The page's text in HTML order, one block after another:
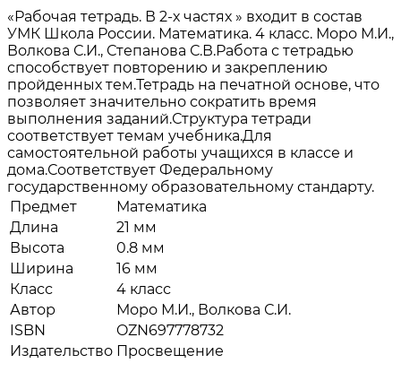
«Рабочая тетрадь. В 2-х частях » входит в состав
УМК Школа России. Математика. 4 класс. Моро М.И.,
Волкова С.И., Степанова С.В.Работа с тетрадью
способствует повторению и закреплению
пройденных тем.Тетрадь на печатной основе, что
позволяет значительно сократить время
выполнения заданий.Структура тетради
соответствует темам учебника.Для
самостоятельной работы учащихся в классе и
дома.Соответствует Федеральному
государственному образовательному стандарту.
Предмет
Математика
Длина
21 мм
Высота
0.8 мм
Ширина
16 мм
Класс
4 класс
Автор
Моро М.И., Волкова С.И.
ISBN
OZN697778732
Издательство Просвещение